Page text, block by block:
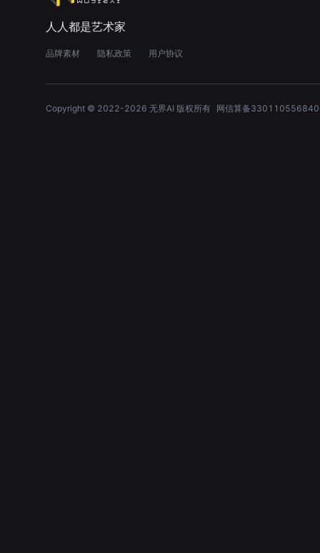
人人都是艺术家
品牌素材 隐私政策 用户协议
Copyright © 2022-2026 无界AI 版权所有 网信算备